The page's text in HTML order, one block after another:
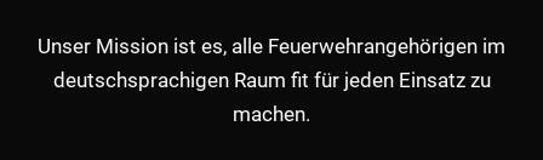
Unser Mission ist es, alle Feuerwehrangehörigen im
deutschsprachigen Raum fit für jeden Einsatz zu
machen.